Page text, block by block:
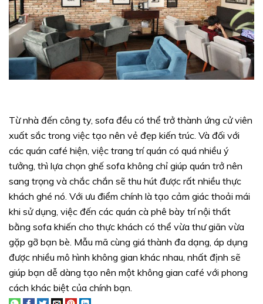
Từ nhà đến công ty, sofa đều có thể trở thành ứng cử viên
xuất sắc trong việc tạo nên vẻ đẹp kiến trúc. Và đối với
các quán café hiện, việc trang trí quán có quá nhiều ý
tưởng, thì lựa chọn ghế sofa không chỉ giúp quán trở nên
sang trọng và chắc chắn sẽ thu hút được rất nhiều thực
khách ghé nó. Với ưu điểm chính là tạo cảm giác thoải mái
khi sử dụng, việc đến các quán cà phê bày trí nội thất
bằng sofa khiến cho thực khách có thể vừa thư giãn vừa
gặp gỡ bạn bè. Mẫu mã cùng giá thành đa dạng, áp dụng
được nhiều mô hình không gian khác nhau, nhất định sẽ
giúp bạn dễ dàng tạo nên một không gian café với phong
cách khác biệt của chính bạn.